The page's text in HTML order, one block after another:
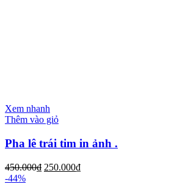
Xem nhanh
Thêm vào giỏ
Pha lê trái tim in ảnh .
450.000₫ 250.000₫
-44%